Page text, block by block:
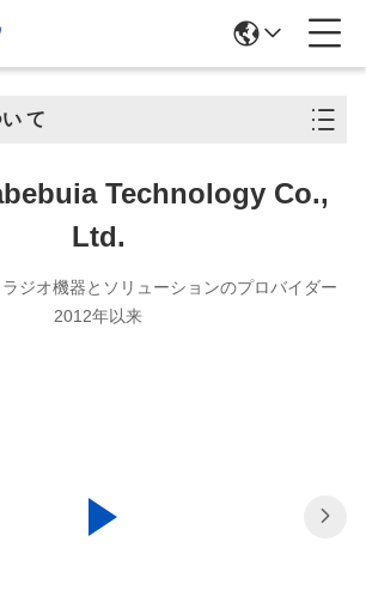
て
Technology Co.,
Ltd.
ジオ機器とソリューションのプロバイダー
2012年以来